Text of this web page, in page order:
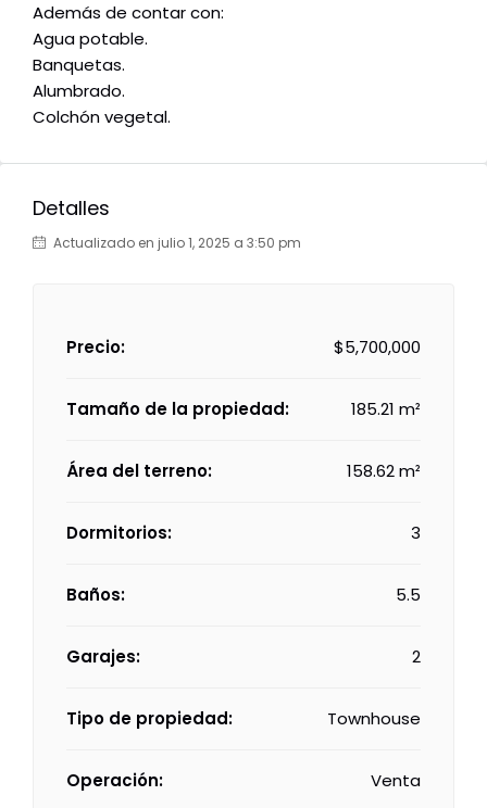
Además de contar con:
Agua potable.
Banquetas.
Alumbrado.
Colchón vegetal.
Detalles
Actualizado en julio 1, 2025 a 3:50 pm
Precio: $5,700,000
Tamaño de la propiedad: 185.21 m²
Área del terreno: 158.62 m²
Dormitorios: 3
Baños: 5.5
Garajes: 2
Tipo de propiedad: Townhouse
Operación: Venta